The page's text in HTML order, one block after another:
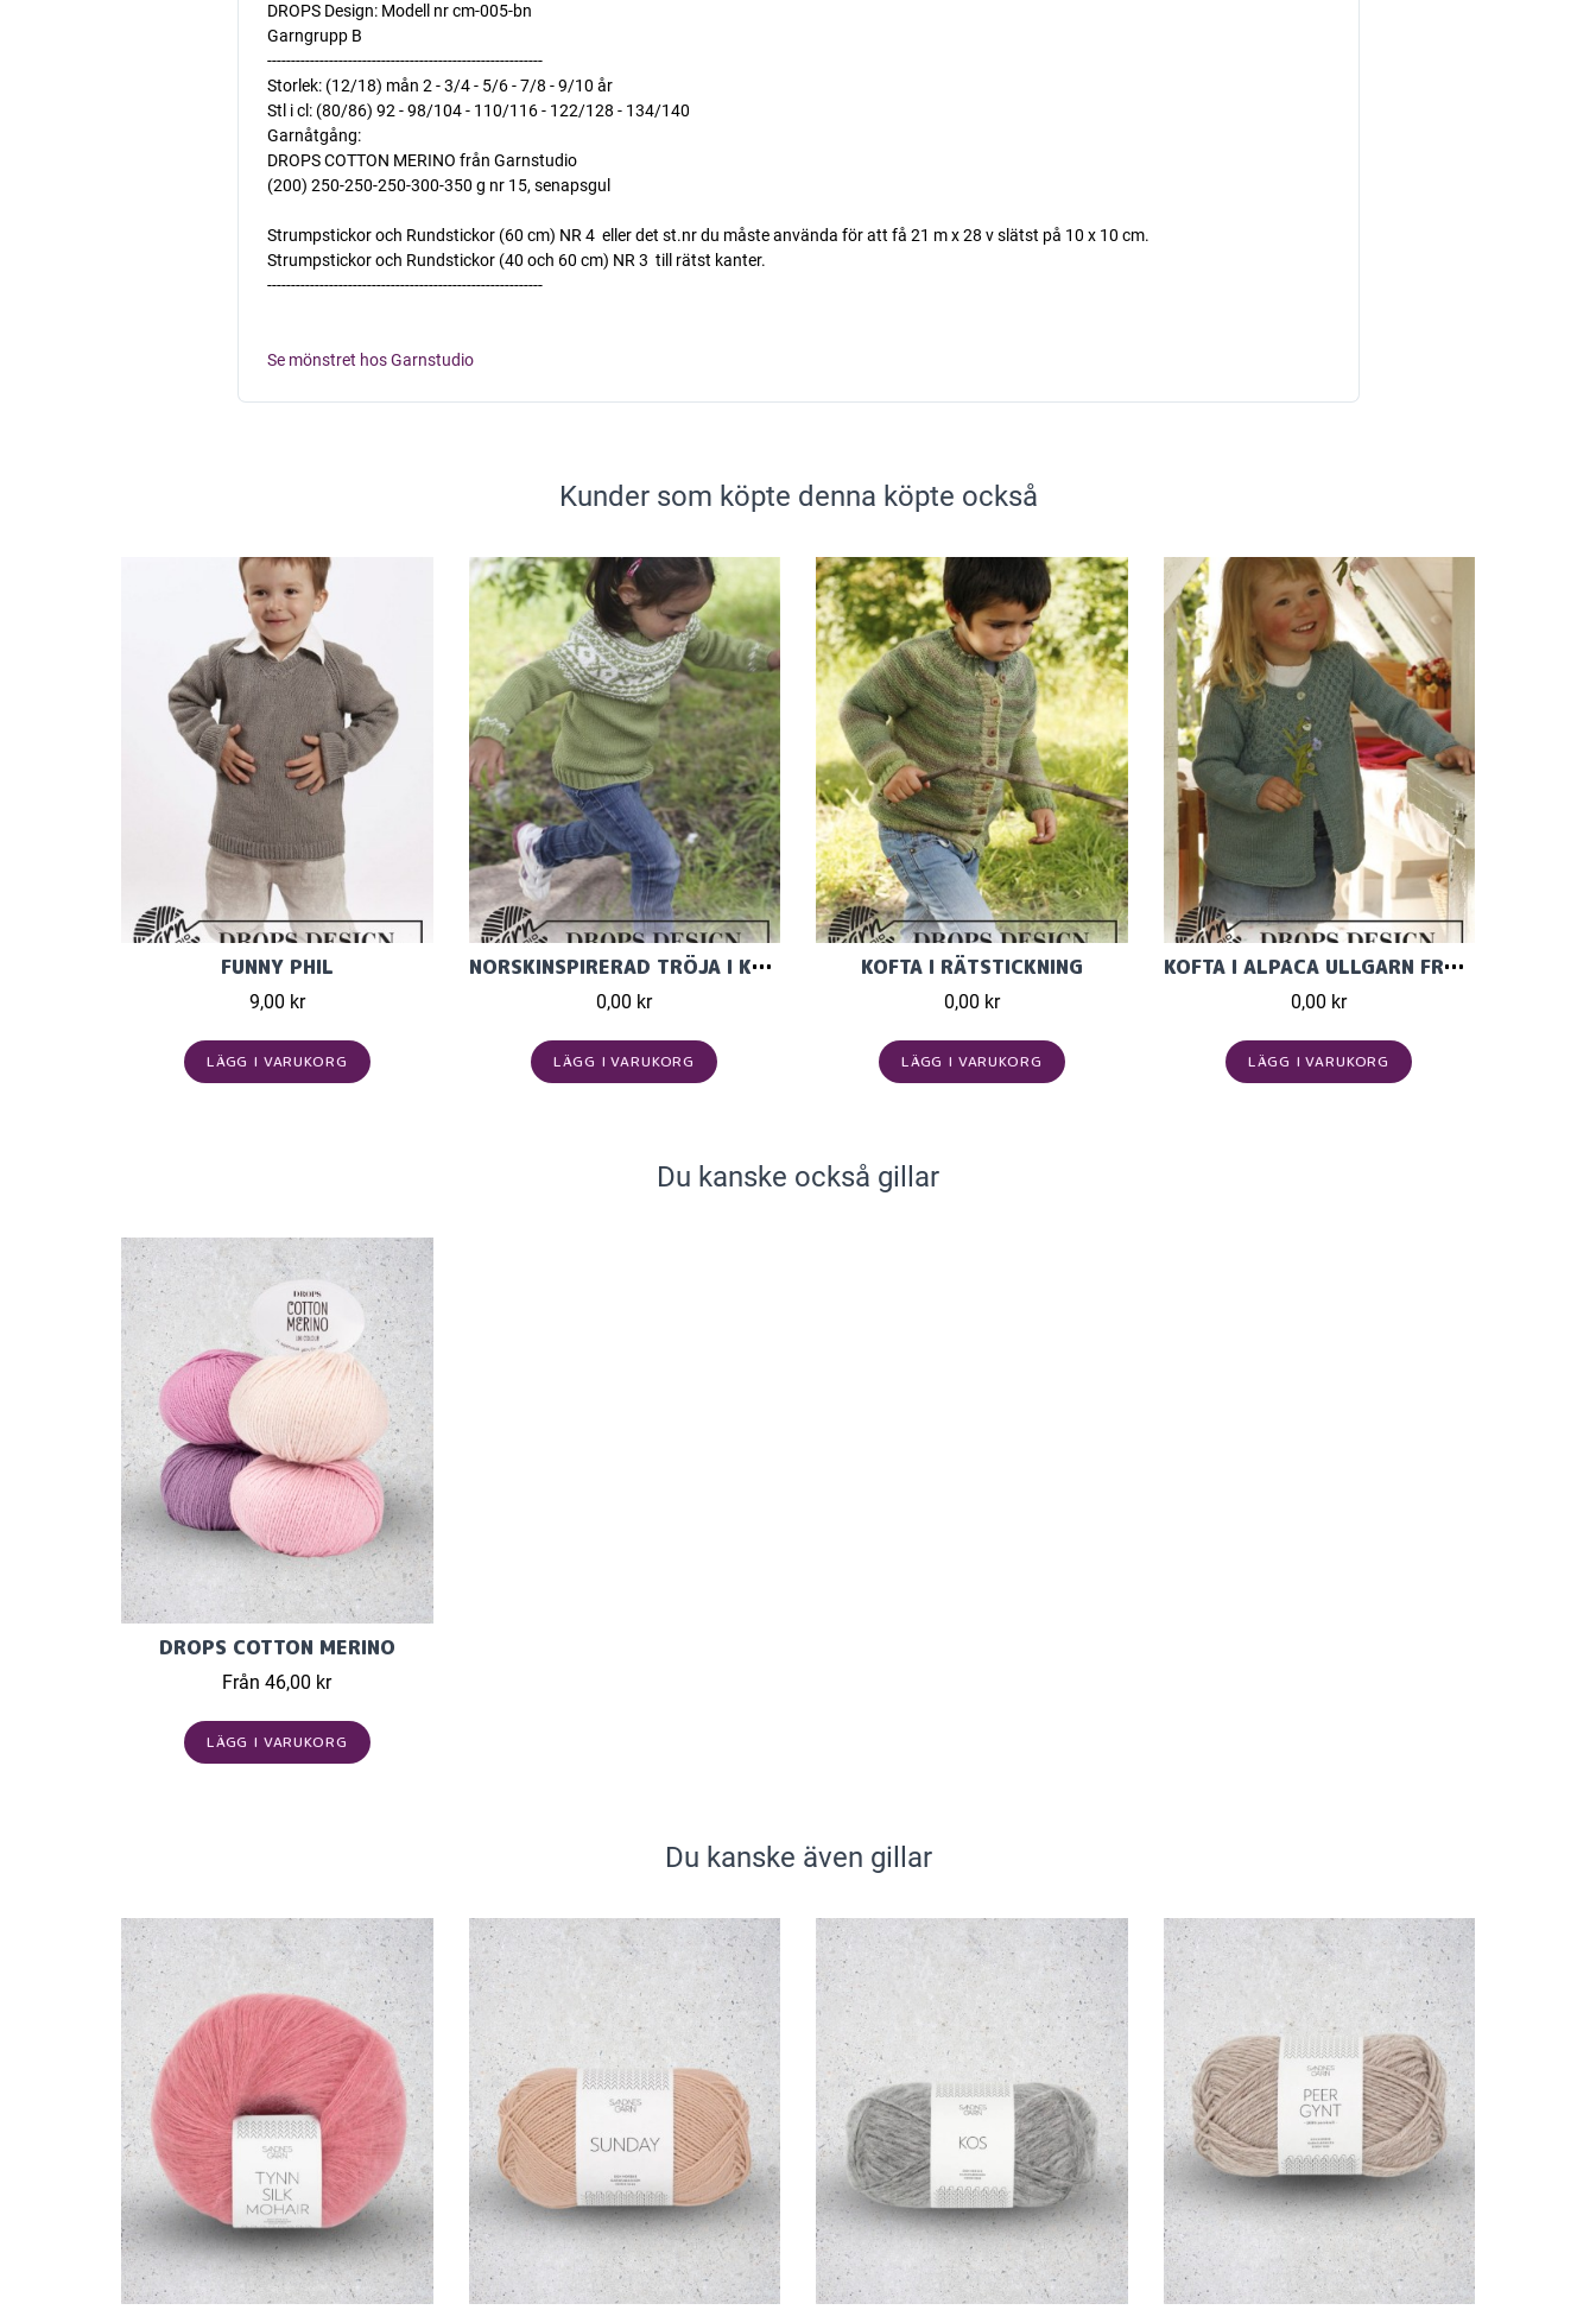
DROPS Design: Modell nr cm-005-bn
Garngrupp B
----------------------------------------------------------
Storlek: (12/18) mån 2 - 3/4 - 5/6 - 7/8 - 9/10 år
Stl i cl: (80/86) 92 - 98/104 - 110/116 - 122/128 - 134/140
Garnåtgång:
DROPS COTTON MERINO från Garnstudio
(200) 250-250-250-300-350 g nr 15, senapsgul
Strumpstickor och Rundstickor (60 cm) NR 4  eller det st.nr du måste använda för att få 21 m x 28 v slätst på 10 x 10 cm.
Strumpstickor och Rundstickor (40 och 60 cm) NR 3  till rätst kanter.
----------------------------------------------------------
Se mönstret hos Garnstudio
Kunder som köpte denna köpte också
FUNNY PHIL
9,00 kr
LÄGG I VARUKORG
NORSKINSPIRERAD TRÖJA I KARISMA ULLGARN FRÅN GARNS
0,00 kr
LÄGG I VARUKORG
KOFTA I RÄTSTICKNING
0,00 kr
LÄGG I VARUKORG
KOFTA I ALPACA ULLGARN FRÅN GARNSTUDIO
0,00 kr
LÄGG I VARUKORG
Du kanske också gillar
DROPS COTTON MERINO
Från 46,00 kr
LÄGG I VARUKORG
Du kanske även gillar